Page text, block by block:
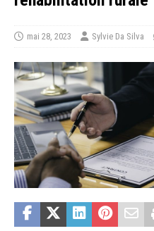
mai 28, 2023 Sylvie Da Silva